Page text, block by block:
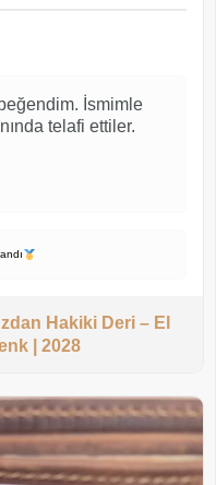
İsmimle
telafi ettiler.
Hakiki Deri – El
| 2028